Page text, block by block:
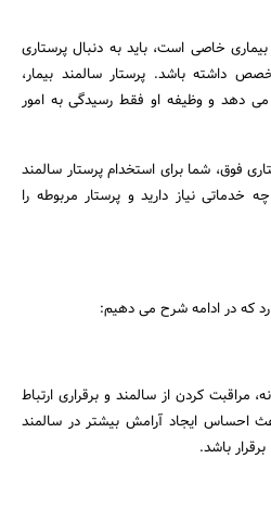
بیماری خاصی است، باید به دنبال پرستاری
داشته باشد. پرستار سالمند بیمار،
می دهد و وظیفه او فقط رسیدگی به امور
فوق، شما برای استخدام پرستار سالمند
خدماتی نیاز دارید و پرستار مربوطه را
که در ادامه شرح می دهیم:
مراقبت کردن از سالمند و برقراری ارتباط
احساس ایجاد آرامش بیشتر در سالمند
باشد.